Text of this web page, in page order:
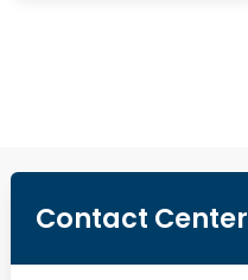
Contact Center